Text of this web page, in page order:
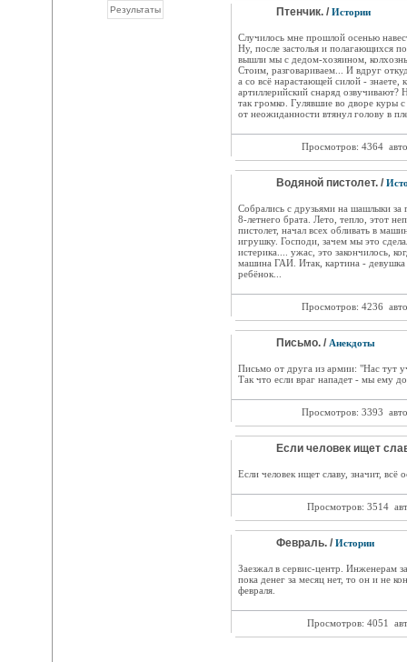
Птенчик. / Истории
Случилось мне прошлой осенью
Ну, после застолья и полагающихся
вышли мы с дедом-хозяином,
Стоим, разговариваем... И вдруг
а со всё нарастающей силой -
артиллерийский снаряд озвучивают?
так громко. Гулявшие во дворе куры
от неожиданности втянул голову в
Просмотров: 4364
Водяной пистолет. /
Собрались с друзьями на шашлыки
8-летнего брата. Лето, тепло, этот
пистолет, начал всех обливать в
игрушку. Господи, зачем мы это
истерика.... ужас, это закончилось,
машина ГАИ. Итак, картина -
ребёнок...
Просмотров: 4236
Письмо. / Анекдоты
Письмо от друга из армии: "Нас тут
Так что если враг нападет - мы ему
Просмотров: 3393
Если человек ищет
Если человек ищет славу, значит, всё
Просмотров: 3514
Февраль. / Истории
Заезжал в сервис-центр. Инженерам
пока денег за месяц нет, то он и не
февраля.
Просмотров: 4051